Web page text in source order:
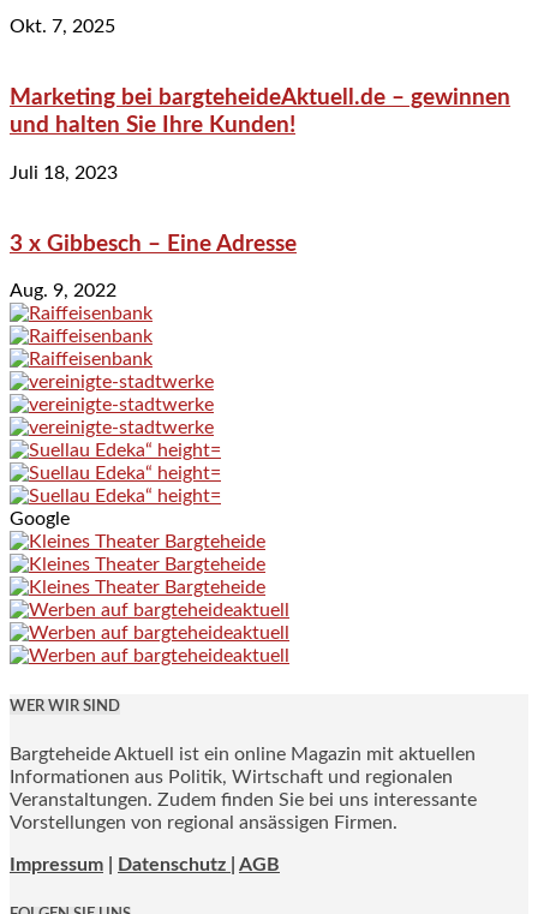
Okt. 7, 2025
Marketing bei bargteheideAktuell.de – gewinnen
und halten Sie Ihre Kunden!
Juli 18, 2023
3 x Gibbesch – Eine Adresse
Aug. 9, 2022
Google
WER WIR SIND
Bargteheide Aktuell ist ein online Magazin mit aktuellen
Informationen aus Politik, Wirtschaft und regionalen
Veranstaltungen. Zudem finden Sie bei uns interessante
Vorstellungen von regional ansässigen Firmen.
Impressum Datenschutz | AGB